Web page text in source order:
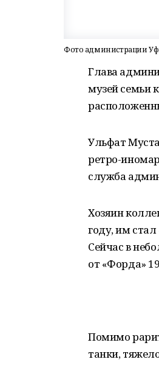
Фото администрации
Глава
музей семьи
Ульфат
ретро-
служба
Хозяин
году, им
Сейчас в
от «Форда»
Помимо
танки,